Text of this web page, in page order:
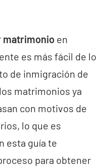
matrimonio en
es más fácil de lo
de inmigración de
matrimonios ya
con motivos de
lo que es
esta guía te
para obtener